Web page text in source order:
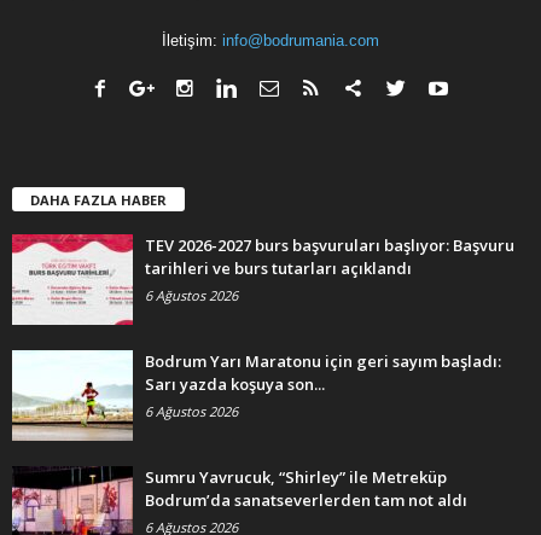
İletişim: info@bodrumania.com
DAHA FAZLA HABER
TEV 2026-2027 burs başvuruları başlıyor: Başvuru
tarihleri ve burs tutarları açıklandı
6 Ağustos 2026
Bodrum Yarı Maratonu için geri sayım başladı:
Sarı yazda koşuya son...
6 Ağustos 2026
Sumru Yavrucuk, “Shirley” ile Metreküp
Bodrum’da sanatseverlerden tam not aldı
6 Ağustos 2026